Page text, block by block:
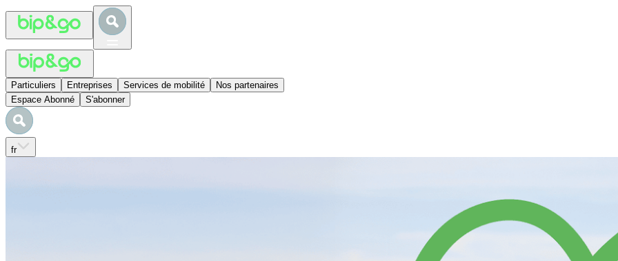
Particuliers Entreprises Services de mobilité
Nos partenaires
Espace Abonné
S'abonner
fr